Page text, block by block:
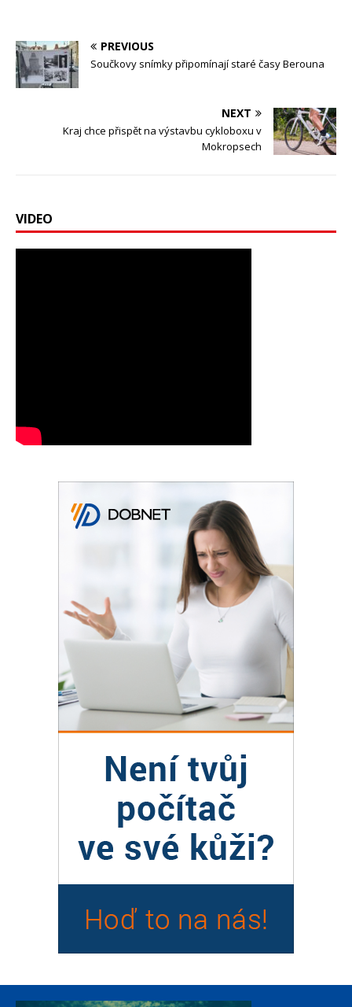
PREVIOUS
Součkovy snímky připomínají staré časy Berouna
NEXT
Kraj chce přispět na výstavbu cykloboxu v
Mokropsech
VIDEO